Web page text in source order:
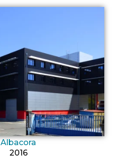
Albacora
2016